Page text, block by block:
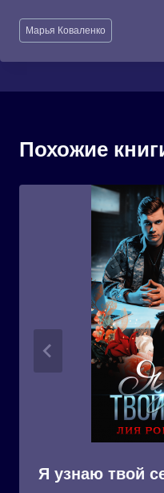
Метки
записи:
Марья Коваленко
Похожие
Я узнаю твой